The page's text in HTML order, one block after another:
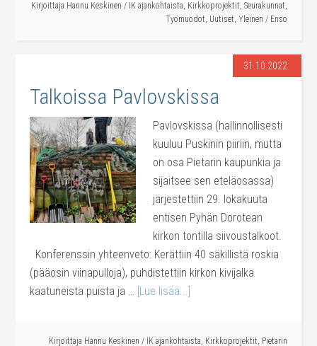
Kirjoittaja Hannu Keskinen / IK ajankohtaista, Kirkkoprojektit, Seurakunnat,
Työmuodot, Uutiset, Yleinen / Enso
31.10.2022
Talkoissa Pavlovskissa
Pavlovskissa (hallinnollisesti
kuuluu Puskinin piiriin, mutta
on osa Pietarin kaupunkia ja
sijaitsee sen eteläosassa)
järjestettiin 29. lokakuuta
entisen Pyhän Dorotean
kirkon tontilla siivoustalkoot.
Konferenssin yhteenveto: Kerättiin 40 säkillistä roskia
(pääosin viinapulloja), puhdistettiin kirkon kivijalka
kaatuneista puista ja … [Lue lisää...]
Kirjoittaja Hannu Keskinen / IK ajankohtaista, Kirkkoprojektit, Pietarin